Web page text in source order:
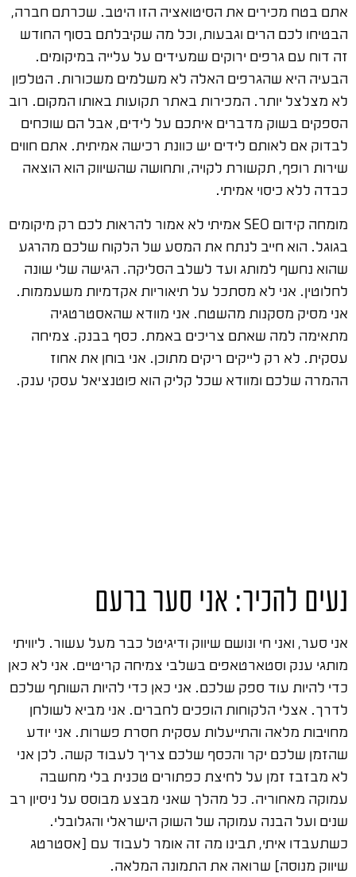
אתם בטח מכירים את הסיטואציה הזו היטב. שכרתם חברה,
הבטיחו לכם הרים וגבעות, וכל מה שקיבלתם בסוף החודש
זה דוח עם גרפים ירוקים שמעידים על עלייה במיקומים.
הבעיה היא שהגרפים האלה לא משלמים משכורות. הטלפון
לא מצלצל יותר. המכירות באתר תקועות באותו המקום. רוב
הספקים בשוק מדברים איתכם על לידים, אבל הם שוכחים
לבדוק אם לאותם לידים יש כוונת רכישה אמיתית. אתם חווים
שירות רופף, תקשורת לקויה, ותחושה שהשיווק הוא הוצאה
כבדה ללא כיסוי אמיתי.
מומחה קידום SEO אמיתי לא אמור להראות לכם רק מיקומים
בגוגל. הוא חייב לנתח את המסע של הלקוח שלכם מהרגע
שהוא נחשף למותג ועד לשלב הסליקה. הגישה שלי שונה
לחלוטין. אני לא מסתכל על תיאוריות אקדמיות משעממות.
אני מסיק מסקנות מהשטח. אני מוודא שהאסטרטגיה
מתאימה למה שאתם צריכים באמת. כסף בבנק. צמיחה
עסקית. לא רק לייקים ריקים מתוכן. אני בוחן את אחוז
ההמרה שלכם ומוודא שכל קליק הוא פוטנציאל עסקי ענק.
נעים להכיר: אני סער ברעם
אני סער, ואני חי ונושם שיווק ודיגיטל כבר מעל עשור. ליוויתי
מותגי ענק וסטארטאפים בשלבי צמיחה קריטיים. אני לא כאן
כדי להיות עוד ספק שלכם. אני כאן כדי להיות השותף שלכם
לדרך. אצלי הלקוחות הופכים לחברים. אני מביא לשולחן
מחויבות מלאה והתייעלות עסקית חסרת פשרות. אני יודע
שהזמן שלכם יקר והכסף שלכם צריך לעבוד קשה. לכן אני
לא מבזבז זמן על לחיצת כפתורים טכנית בלי מחשבה
עמוקה מאחוריה. כל מהלך שאני מבצע מבוסס על ניסיון רב
שנים ועל הבנה עמוקה של השוק הישראלי והגלובלי.
כשתעבדו איתי, תבינו מה זה אומר לעבוד עם [אסטרטג
שיווק מנוסה] שרואה את התמונה המלאה.